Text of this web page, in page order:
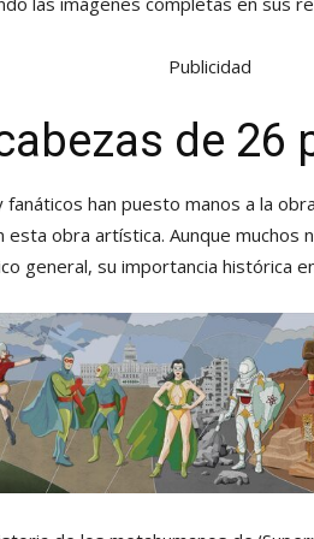
Publicidad
de 26
han puesto manos a la
obra artística. Aunque muchos
general, su importancia histórica